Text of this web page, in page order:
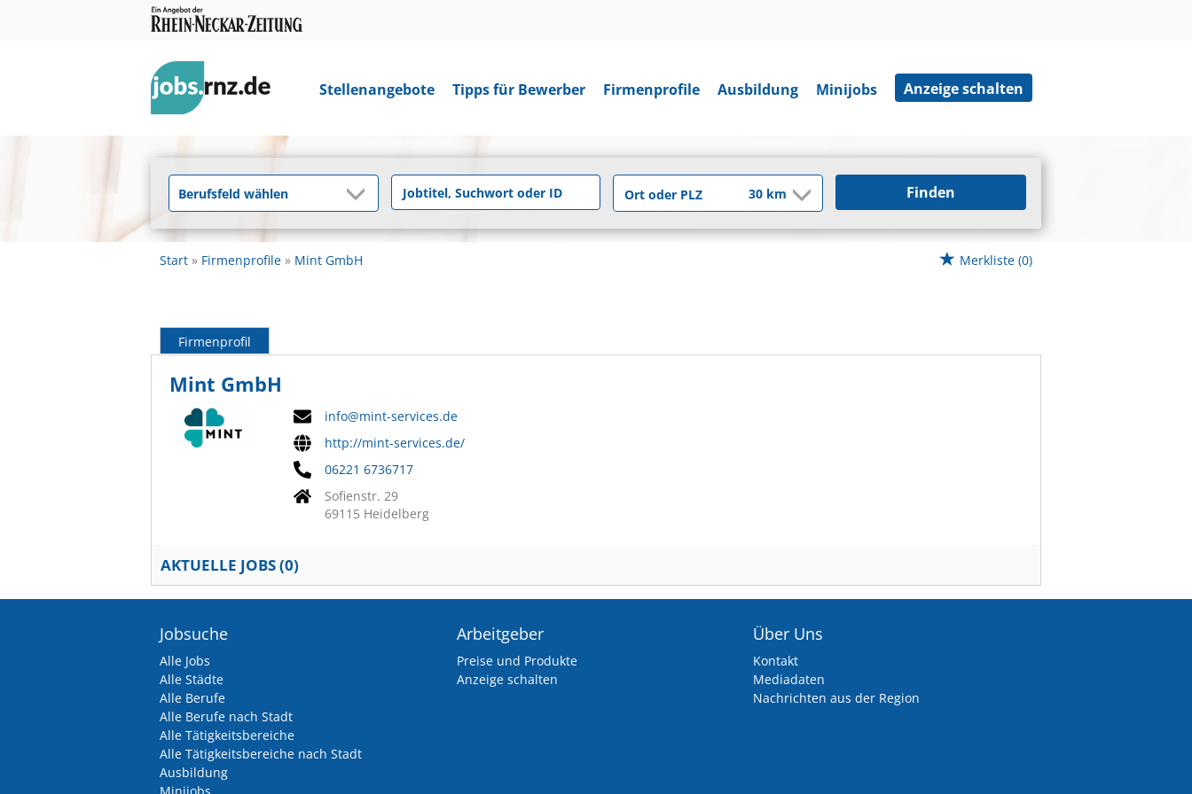
Stellenangebote Tipps für Bewerber Firmenprofile Ausbildung Minijobs Anzeige schalten
Finden
Start Firmenprofile Mint GmbH Merkliste (0)
Firmenprofil
Mint GmbH
info@mint-services.de
http://mint-services.de/
06221 6736717
Sofienstr. 29
69115 Heidelberg
AKTUELLE JOBS (0)
Jobsuche
Alle Jobs
Alle Städte
Alle Berufe
Alle Berufe nach Stadt
Alle Tätigkeitsbereiche
Alle Tätigkeitsbereiche nach Stadt
Ausbildung
Arbeitgeber
Preise und Produkte
Anzeige schalten
Über Uns
Kontakt
Mediadaten
Nachrichten aus der Region